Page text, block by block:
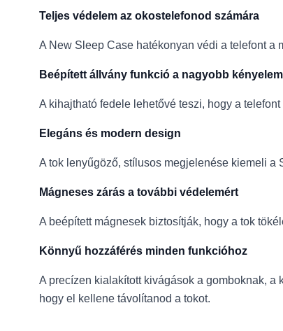
Teljes védelem az okostelefonod számára
A New Sleep Case hatékonyan védi a telefont a
Beépített állvány funkció a nagyobb
A kihajtható fedele lehetővé teszi, hogy a
Elegáns és modern design
A tok lenyűgöző, stílusos megjelenése kiemeli a
Mágneses zárás a további védelemért
A beépített mágnesek biztosítják, hogy a tok
Könnyű hozzáférés minden funkcióhoz
A precízen kialakított kivágások a gomboknak,
hogy el kellene távolítanod a tokot.